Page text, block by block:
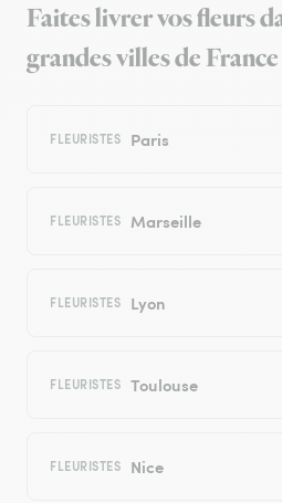
Faites livrer vos fleurs
grandes villes de France
FLEURISTES Paris
FLEURISTES Marseille
FLEURISTES Lyon
FLEURISTES Toulouse
FLEURISTES Nice